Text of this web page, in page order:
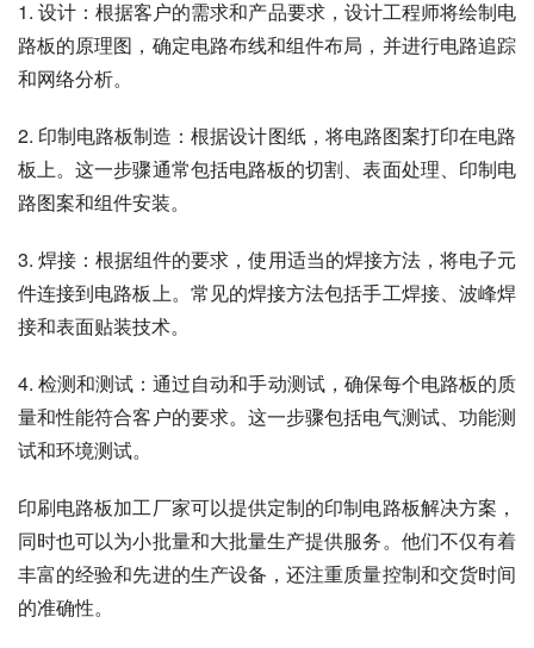
1. 设计：根据客户的需求和产品要求，设计工程师将绘制电
路板的原理图，确定电路布线和组件布局，并进行电路追踪
和网络分析。
2. 印制电路板制造：根据设计图纸，将电路图案打印在电路
板上。这一步骤通常包括电路板的切割、表面处理、印制电
路图案和组件安装。
3. 焊接：根据组件的要求，使用适当的焊接方法，将电子元
件连接到电路板上。常见的焊接方法包括手工焊接、波峰焊
接和表面贴装技术。
4. 检测和测试：通过自动和手动测试，确保每个电路板的质
量和性能符合客户的要求。这一步骤包括电气测试、功能测
试和环境测试。
印刷电路板加工厂家可以提供定制的印制电路板解决方案，
同时也可以为小批量和大批量生产提供服务。他们不仅有着
丰富的经验和先进的生产设备，还注重质量控制和交货时间
的准确性。